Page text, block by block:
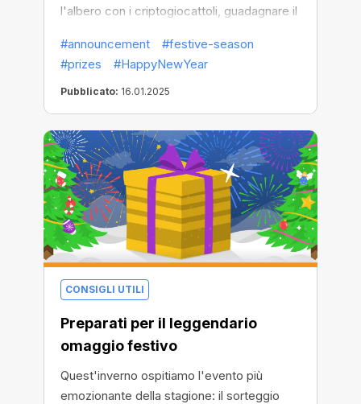
l'albero con i criptogiocattoli, guadagnare il
neve, partecipare agli omaggi e ottenere
tutti i regali!
#announcement
#festive-season
#prizes
#HappyNewYear
Pubblicato: 16.01.2025
CONSIGLI UTILI
Preparati per il leggendario
omaggio festivo
Quest'inverno ospitiamo l'evento più
emozionante della stagione: il sorteggio